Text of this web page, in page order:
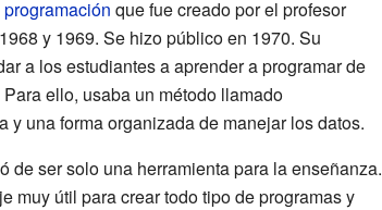
que fue creado por el profesor
y 1969. Se hizo público en 1970. Su
a los estudiantes a aprender a programar de
ello, usaba un método llamado
y una forma organizada de manejar los datos.
de ser solo una herramienta para la enseñanza.
muy útil para crear todo tipo de programas y